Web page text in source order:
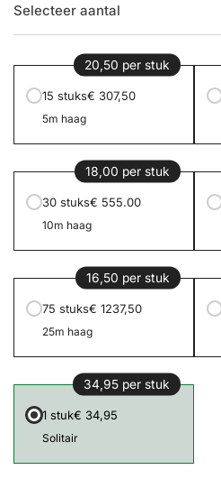
Selecteer aantal
20,50 per stuk
15 stuks€ 307,50
5m haag
18,00 per stuk
30 stuks€ 555.00
10m haag
16,50 per stuk
75 stuks€ 1237,50
25m haag
34,95 per stuk
1 stuk€ 34,95
Solitair